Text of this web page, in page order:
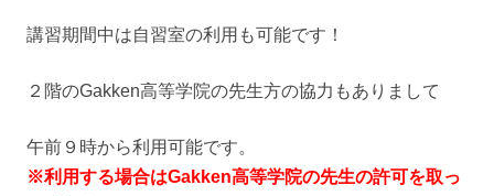
講習期間中は自習室の利用も可能です！
２階のGakken高等学院の先生方の協力もありまして
午前９時から利用可能です。
※利用する場合はGakken高等学院の先生の許可を取っ